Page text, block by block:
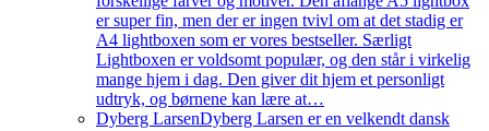
er super fin, men der er ingen tvivl om at det stadig er
A4 lightboxen som er vores bestseller. Særligt
Lightboxen er voldsomt populær, og den står i virkelig
mange hjem i dag. Den giver dit hjem et personligt
udtryk, og børnene kan lære at…
Dyberg LarsenDyberg Larsen er en velkendt dansk